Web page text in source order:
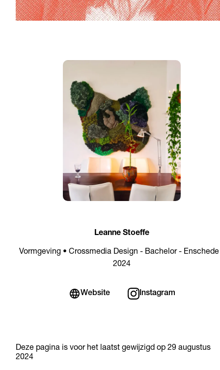
Leanne Stoeffe
Vormgeving • Crossmedia Design - Bachelor - Enschede
2024
Website Instagram
Deze pagina is voor het laatst gewijzigd op 29 augustus
2024